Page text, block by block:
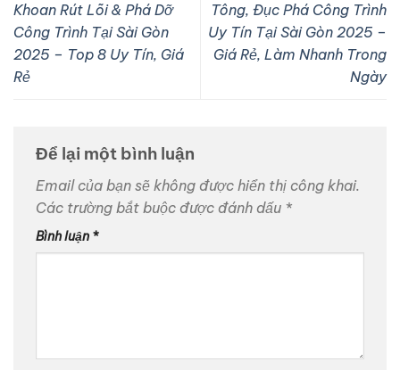
Khoan Rút Lõi & Phá Dỡ
Công Trình Tại Sài Gòn
2025 – Top 8 Uy Tín, Giá
Rẻ
Tông, Đục Phá Công Trình
Uy Tín Tại Sài Gòn 2025 –
Giá Rẻ, Làm Nhanh Trong
Ngày
Để lại một bình luận
Email của bạn sẽ không được hiển thị công khai.
Các trường bắt buộc được đánh dấu *
Bình luận *